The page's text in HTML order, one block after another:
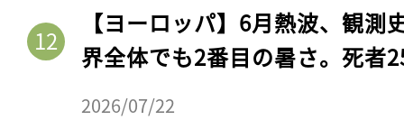
【ヨーロッパ】6月熱波、観
界全体でも2番目の暑さ。死者
2026/07/22